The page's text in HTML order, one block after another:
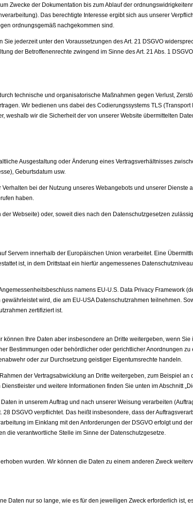
Zwecke der Dokumentation bis zum Ablauf der
Das berechtigte Interesse ergibt sich aus unserer
ordnungsgemäß nachgekommen sind.
jederzeit unter den Voraussetzungen des Art. 21 DSGVO
der Betroffenenrechte zwingend im Sinne des Art. 21 Abs. 1
technische und organisatorische Maßnahmen gegen Verlust,
Wir bedienen uns dabei des Codierungssystems TLS (Transport
weshalb wir die Sicherheit der von unserer Website übermittelten
Ausgestaltung oder Änderung eines Vertragsverhältnisses
Geburts­datum usw.
bei der Nutzung unseres Webangebots und unserer
haben.
Webseite) oder, soweit dies nach den Datenschutzgesetzen
Servern innerhalb der Europäischen Union verarbeitet. Eine
ist, in dem Drittstaat ein hierfür angemessenes
namens EU-U.S. Data Privacy Framework
wird, die am EU-USA Datenschutzrahmen teilnehmen.
zertifiziert ist.
Ihre Daten aber insbesondere an Dritte weitergeben, wenn
Bestimmungen oder behördlicher oder gerichtlicher Anordnungen
oder zur Durchsetzung geistiger Eigentumsrechte handeln.
der Vertragsabwicklung an Dritte weitergeben, zum Beispiel
und weitere Informationen finden Sie unten im Abschnitt
in unserem Auftrag und nach unserer Weisung verarbeiten
DSGVO verpflichtet. Das heißt insbesondere, dass der
im Einklang mit den Anforderungen der DSGVO erfolgt und
die verantwortliche Stelle im Sinne der Datenschutzgesetze.
wurden. Wir können die Daten zu einem anderen Zweck
Daten nur so lange, wie es für den jeweiligen Zweck erforderlich ist,